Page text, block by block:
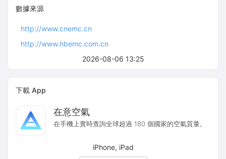
2026-08-06 13:25
數據來源
http://www.cnemc.cn
http://www.hbemc.com.cn
下載 App
在意空氣
在手機上實時查詢全球超過 180 個國家的空氣質量。
iPhone, iPad